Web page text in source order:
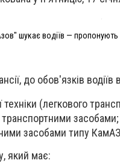
шукає водіїв — пропонують
до обов'язків
(легкового
засобами;
засобами типу
який має: